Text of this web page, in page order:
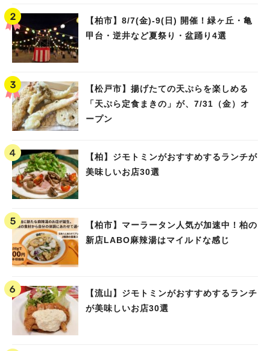
【柏市】8/7(金)‐9(日) 開催！緑ヶ丘・亀
甲台・逆井など夏祭り・盆踊り4選
【松戸市】揚げたての天ぷらを楽しめる
「天ぷら定食まきの」が、7/31（金）オ
ープン
【柏】ジモトミンがおすすめするランチが
美味しいお店30選
【柏市】マーラータン人気が加速中！柏の
新店LABO麻辣湯はマイルドな感じ
【流山】ジモトミンがおすすめするランチ
が美味しいお店30選